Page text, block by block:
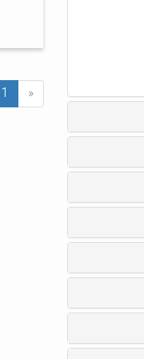
«
1